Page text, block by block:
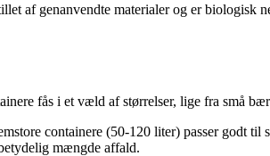
af genanvendte materialer og er biologisk
fås i et væld af størrelser, lige fra små
containere (50-120 liter) passer godt
mængde affald.